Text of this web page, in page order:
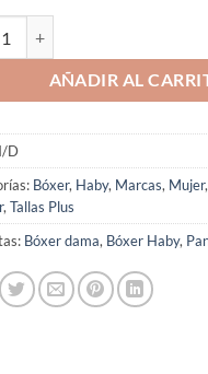
AÑADIR AL
D
Bóxer, Haby, Marcas, Mujer,
, Tallas Plus
Bóxer dama, Bóxer Haby,